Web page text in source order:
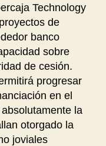
Technology
de
banco
sobre
de cesión.
progresar
en el
la
otorgado la
joviales